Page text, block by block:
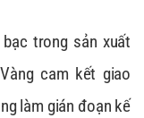
trong sản xuất
cam kết giao
làm gián đoạn kế